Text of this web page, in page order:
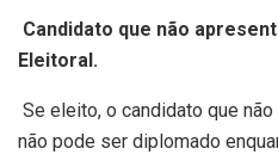
Candidato que não
Eleitoral.
Se eleito, o candidato que
não pode ser diplomado